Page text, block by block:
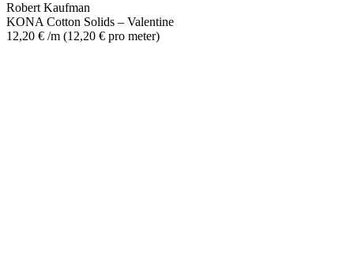
Robert Kaufman
KONA Cotton Solids – Valentine
12,20 € /m (12,20 € pro meter)